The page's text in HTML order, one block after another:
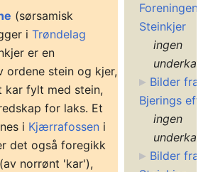
(sørsamisk
i Trøndelag
er en
ordene stein og kjer,
fylt med stein,
for laks. Et
i Kjærrafossen i
det også foregikk
norrønt 'kar'),
Foreningen
Steinkjer
ingen
Bilder fra
Bjerings eftf.
ingen
Bilder fra